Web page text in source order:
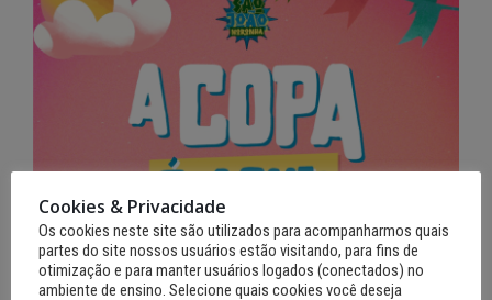
12 de junho de 2026
Cookies & Privacidade
Os cookies neste site são utilizados para acompanharmos quais
partes do site nossos usuários estão visitando, para fins de
otimização e para manter usuários logados (conectados) no
ambiente de ensino. Selecione quais cookies você deseja